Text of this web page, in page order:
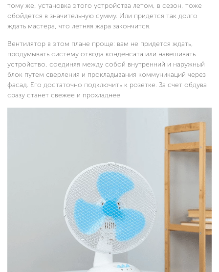
тому же, установка этого устройства летом, в сезон, тоже
обойдется в значительную сумму. Или придется так долго
ждать мастера, что летняя жара закончится.
Вентилятор в этом плане проще: вам не придется ждать,
продумывать систему отвода конденсата или навешивать
устройство, соединяя между собой внутренний и наружный
блок путем сверления и прокладывания коммуникаций через
фасад. Его достаточно подключить к розетке. За счет обдува
сразу станет свежее и прохладнее.